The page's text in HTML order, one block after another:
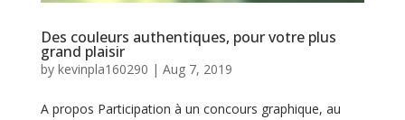
i
l
Des couleurs authentiques, pour votre plus
grand plaisir
by kevinpla160290 | Aug 7, 2019
A propos Participation à un concours graphique, au